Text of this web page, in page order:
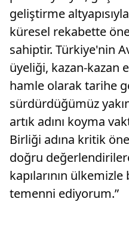
geliştirme
küresel rekabette
sahiptir. Türkiye'nin
üyeliği, kazan-kazan
hamle olarak tarihe
sürdürdüğümüz
artık adını koyma
Birliği adına kritik
doğru
kapılarının ülkemizle
temenni ediyorum.”